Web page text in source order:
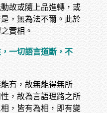
故或隨上品進轉，或
，無為法不爾。此於
實相。
，一切語言道斷，不
有，故無能得無所
，故為言語理路之所
，皆有為相，即有變